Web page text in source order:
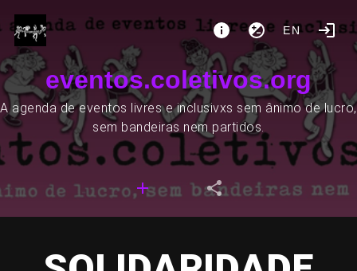
EN
eventos.coletivos.org
A agenda de eventos livres e inclusivxs sem ânimo de lucro,
sem bandeiras nem partidos.